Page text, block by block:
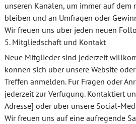
unseren Kanalen, um immer auf dem
bleiben und an Umfragen oder
Wir freuen uns uber jeden neuen
5. Mitgliedschaft und Kontakt
Neue Mitglieder sind jederzeit
konnen sich uber unsere Website
Treffen anmelden. Fur Fragen oder
jederzeit zur Verfugung. Kontaktiert
Adresse] oder uber unsere Social-
Wir freuen uns auf eine aufregende